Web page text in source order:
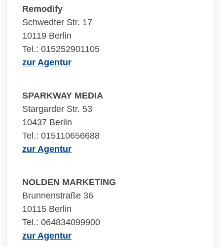
Remodify
Schwedter Str. 17
10119 Berlin
Tel.: 015252901105
zur Agentur
SPARKWAY MEDIA
Stargarder Str. 53
10437 Berlin
Tel.: 015110656688
zur Agentur
NOLDEN MARKETING
Brunnenstraße 36
10115 Berlin
Tel.: 064834099900
zur Agentur